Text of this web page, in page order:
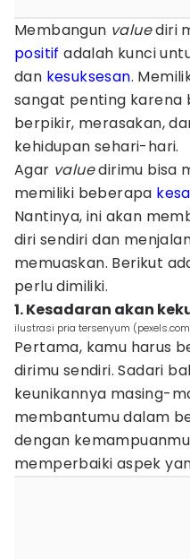
Membangun valuediri
positif adalah kunci
dan kesuksesan.
sangat penting karena
berpikir, merasakan,
kehidupan sehari-hari.
Agar valuedirimu bisa
memiliki beberapa
Nantinya, ini akan
diri sendiri dan
memuaskan. Berikut
perlu dimiliki.
1. Kesadaran akan
ilustrasi pria tersenyum
Pertama, kamu harus
dirimu sendiri. Sadari
keunikannya masing-
membantumu dalam
dengan
memperbaiki aspek